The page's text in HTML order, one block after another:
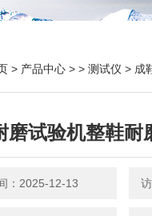
> 产品中心 > > 测试仪 > 成
磨试验机整鞋耐
：2025-12-13